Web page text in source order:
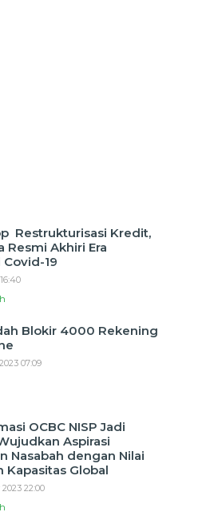
Restrukturisasi Kredit,
Resmi Akhiri Era
19
Blokir 4000 Rekening
07:09
OCBC NISP Jadi
Aspirasi
Nasabah dengan Nilai
Kapasitas Global
22:00